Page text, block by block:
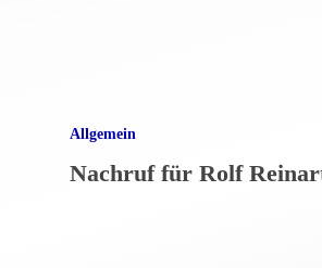
Allgemein
Nachruf für Rolf